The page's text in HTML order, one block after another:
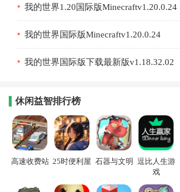
我的世界1.20国际版Minecraftv1.20.0.24
我的世界国际版Minecraftv1.20.0.24
我的世界国际版下载最新版v1.18.32.02
休闲益智排行榜
高速收费站 25时便利屋 石器与文明 逗比人生游
戏